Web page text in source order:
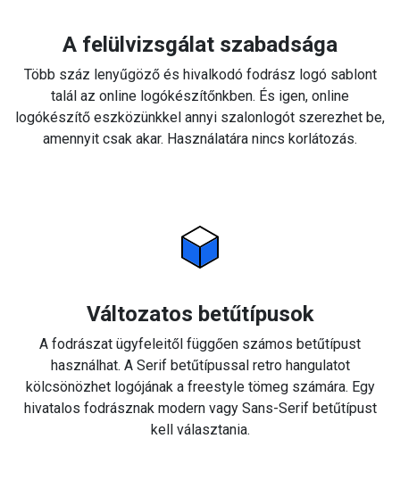
A felülvizsgálat szabadsága
Több száz lenyűgöző és hivalkodó fodrász logó sablont
talál az online logókészítőnkben. És igen, online
logókészítő eszközünkkel annyi szalonlogót szerezhet be,
amennyit csak akar. Használatára nincs korlátozás.
Változatos betűtípusok
A fodrászat ügyfeleitől függően számos betűtípust
használhat. A Serif betűtípussal retro hangulatot
kölcsönözhet logójának a freestyle tömeg számára. Egy
hivatalos fodrásznak modern vagy Sans-Serif betűtípust
kell választania.